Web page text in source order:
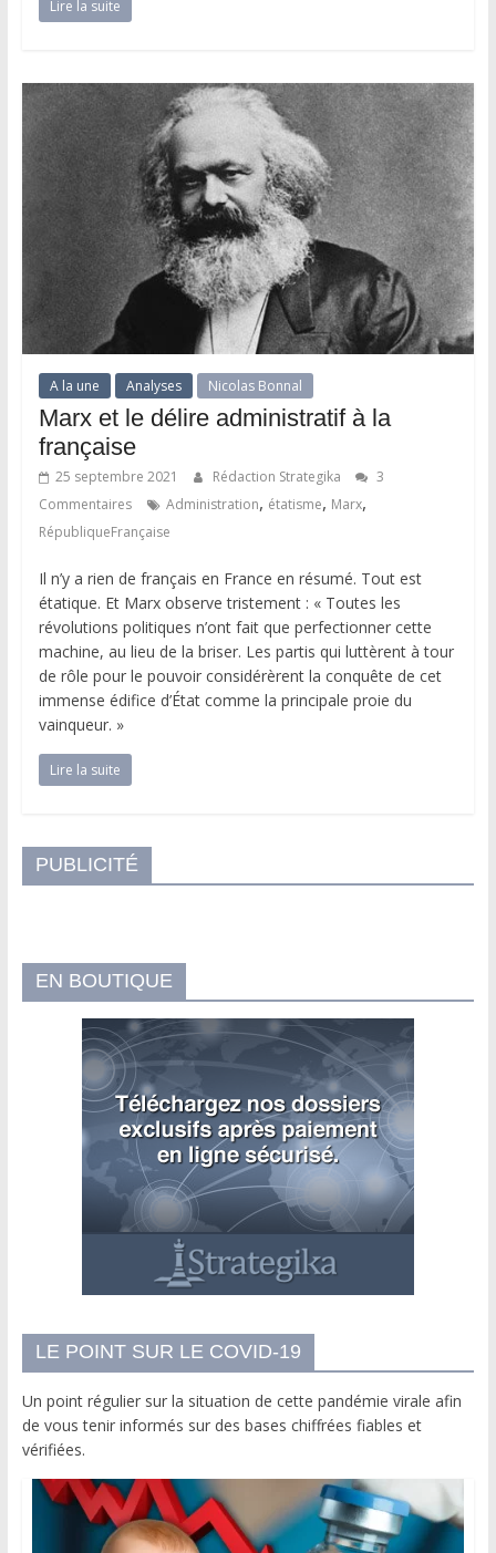
Lire la suite
A la une Analyses Nicolas Bonnal
Marx et le délire administratif à la
française
25 septembre 2021 Rédaction Strategika
3
Commentaires
Administration, étatisme, Marx,
RépubliqueFrançaise
Il n’y a rien de français en France en résumé. Tout est
étatique. Et Marx observe tristement : « Toutes les
révolutions politiques n’ont fait que perfectionner cette
machine, au lieu de la briser. Les partis qui luttèrent à tour
de rôle pour le pouvoir considérèrent la conquête de cet
immense édifice d’État comme la principale proie du
vainqueur. »
Lire la suite
PUBLICITÉ
EN BOUTIQUE
LE POINT SUR LE COVID-19
Un point régulier sur la situation de cette pandémie virale afin
de vous tenir informés sur des bases chiffrées fiables et
vérifiées.